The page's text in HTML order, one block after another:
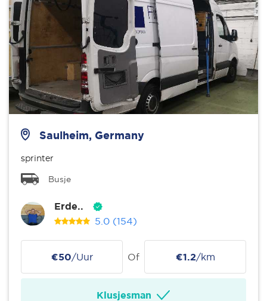
Saulheim, Germany
sprinter
Busje
Erde..
5.0 (154)
€50/Uur Of €1.2/km
Klusjesman